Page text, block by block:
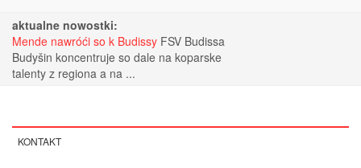
aktualne nowostki:
Mende nawróći so k Budissy FSV Budissa
Budyšin koncentruje so dale na koparske
talenty z regiona a na ...
KONTAKT